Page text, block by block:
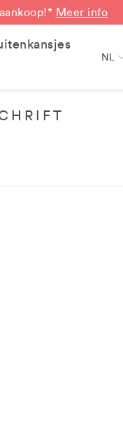
Meer info
NL